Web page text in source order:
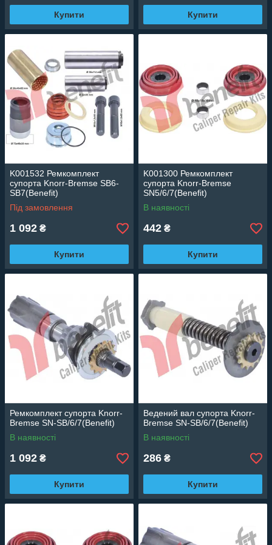
Купити Купити
K001532 Ремкомплект
супорта Knorr-Bremse SB6-
SB7(Benefit)
Під замовлення
1 092 ₴
Купити
K001300 Ремкомплект
супорта Knorr-Bremse
SN5/6/7(Benefit)
В наявності
442 ₴
Купити
Ремкомплект супорта Knorr-
Bremse SN-SB/6/7(Benefit)
В наявності
1 092 ₴
Купити
Ведений вал супорта Knorr-
Bremse SN-SB/6/7(Benefit)
В наявності
286 ₴
Купити